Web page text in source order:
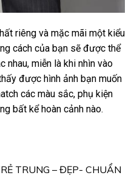
riêng và mặc mãi một kiểu
cách của bạn sẽ được thể
nhau, miễn là khi nhìn vào
được hình ảnh bạn muốn
các màu sắc, phụ kiện
bất kể hoàn cảnh nào.
TRUNG – ĐẸP- CHUẨN